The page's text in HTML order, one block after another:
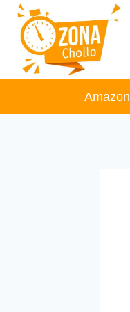
Saltar
contenido
Amazon